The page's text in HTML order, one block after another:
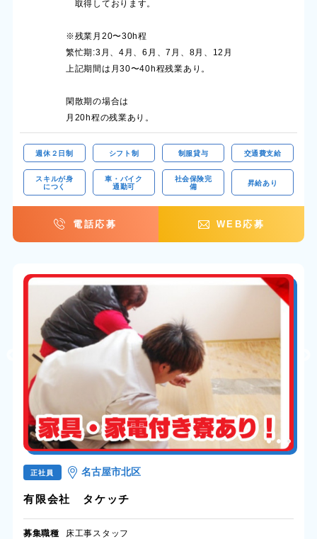
取得しております。
※残業月20〜30h程
繁忙期:3月、4月、6月、7月、8月、12月
上記期間は月30〜40h程残業あり。
閑散期の場合は
月20h程の残業あり。
週休２日制 シフト制 制服貸与 交通費支給
スキルが身
につく
車・バイク
通勤可
社会保険完
備
昇給あり
電話応募 WEB応募
正社員 名古屋市北区
有限会社 タケッチ
募集職種 床工事スタッフ